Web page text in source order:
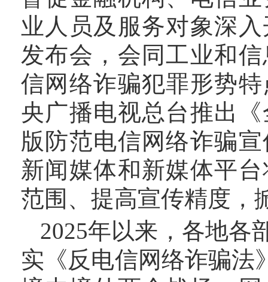
业人员及服务对象深
发布会，会同工业和
信网络诈骗犯罪形势
央广播电视总台推出
版防范电信网络诈骗
新闻媒体和新媒体平
范围、提高宣传精度，
2025年以来，各地各
实《反电信网络诈骗法